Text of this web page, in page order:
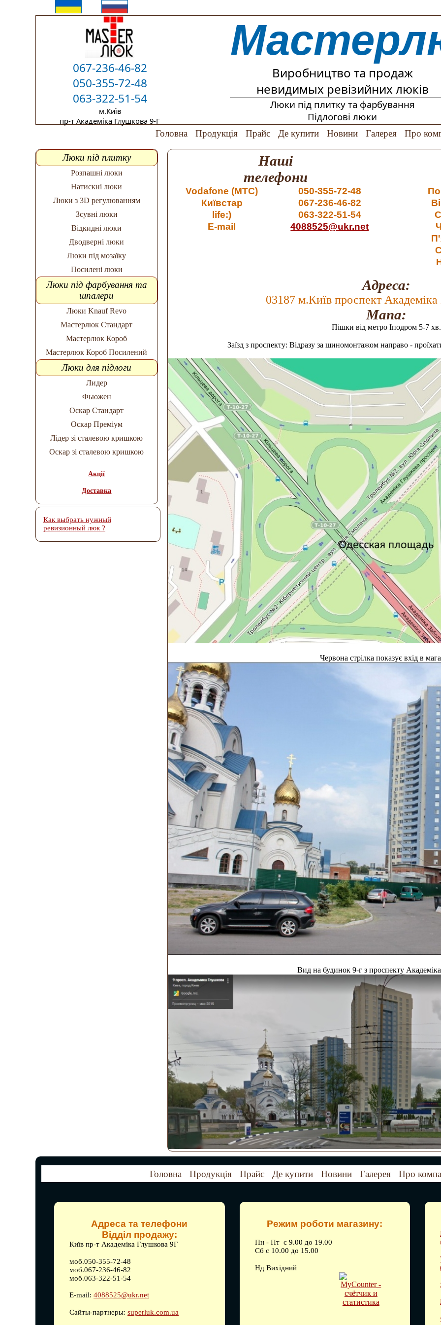
067-236-46-82
050-355-72-48
063-322-51-54
м.Київ
пр-т Академіка Глушкова 9-Г
Виробництво та продаж
невидимых ревізийних люків
Люки під плитку та фарбування
Підлогові люки
Головна Продукція Прайс Де купити Новини Галерея Про
Люки під плитку
Розпашні люки
Натискні люки
Люки з 3D регулюванням
Зсувні люки
Відкидні люки
Дводверні люки
Люки під мозаїку
Посилені люки
Люки під фарбування та
шпалери
Люки Knauf Revo
Мастерлюк Стандарт
Мастерлюк Короб
Мастерлюк Короб Посилений
Люки для підлоги
Лидер
Фьюжен
Оскар Стандарт
Оскар Преміум
Лідер зі сталевою кришкою
Оскар зі сталевою кришкою
Акції
Доставка
Наші
телефони
Vodafone (MTC)
050-355-72-48
Київстар
067-236-46-82
life:)
063-322-51-54
E-mail
4088525@ukr.net
Адреса:
03187 м.Київ проспект
Мапа:
Пішки від метро Іподром 5-7 хв.
Заїзд з проспекту: Відразу за шиномонтажом направо -
Червона стрілка показує вхід в
Вид на будинок 9-г з проспекту
Как выбрать нужный
ревизионный люк ?
Головна Продукція Прайс Де купити Новини Галерея Про
Адреса та телефони
Відділ продажу:
Київ пр-т Академіка Глушкова 9Г
моб.050-355-72-48
моб.067-236-46-82
моб.063-322-51-54
E-mail: 4088525@ukr.net
Сайты-партнеры: superluk.com.ua
Режим роботи магазину:
Пн - Пт с 9.00 до 19.00
Сб с 10.00 до 15.00
Нд Вихідний